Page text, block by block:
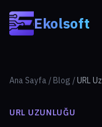
Ekolsoft
Ana Sayfa / Blog /URL
URL UZUNLUĞU